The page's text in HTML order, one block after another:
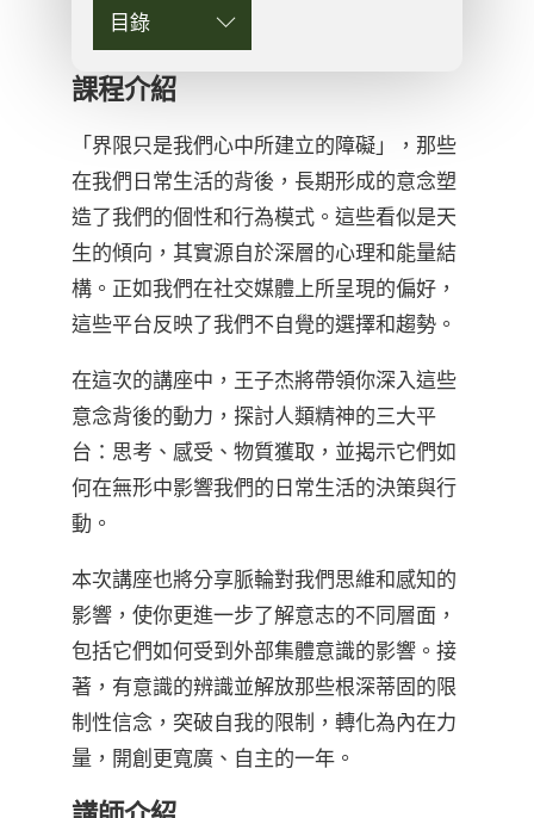
課程介紹
「界限只是我們心中所建立的障礙」，那些
在我們日常生活的背後，長期形成的意念塑
造了我們的個性和行為模式。這些看似是天
生的傾向，其實源自於深層的心理和能量結
構。正如我們在社交媒體上所呈現的偏好，
這些平台反映了我們不自覺的選擇和趨勢。
在這次的講座中，王子杰將帶領你深入這些
意念背後的動力，探討人類精神的三大平
台：思考、感受、物質獲取，並揭示它們如
何在無形中影響我們的日常生活的決策與行
動。
本次講座也將分享脈輪對我們思維和感知的
影響，使你更進一步了解意志的不同層面，
包括它們如何受到外部集體意識的影響。接
著，有意識的辨識並解放那些根深蒂固的限
制性信念，突破自我的限制，轉化為內在力
量，開創更寬廣、自主的一年。
目錄